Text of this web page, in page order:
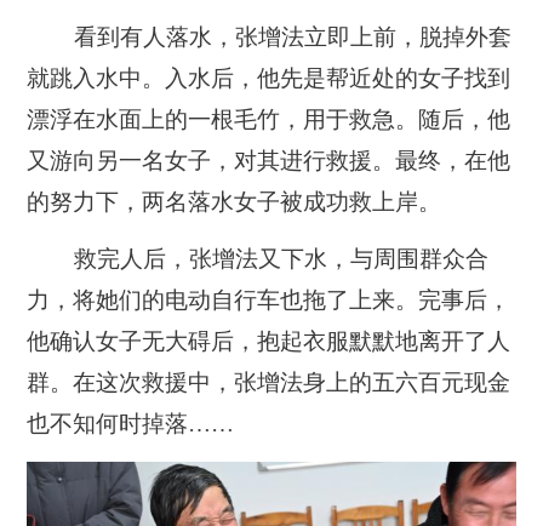
看到有人落水，张增法立即上前，脱掉外套
就跳入水中。入水后，他先是帮近处的女子找到
漂浮在水面上的一根毛竹，用于救急。随后，他
又游向另一名女子，对其进行救援。最终，在他
的努力下，两名落水女子被成功救上岸。
救完人后，张增法又下水，与周围群众合
力，将她们的电动自行车也拖了上来。完事后，
他确认女子无大碍后，抱起衣服默默地离开了人
群。在这次救援中，张增法身上的五六百元现金
也不知何时掉落……